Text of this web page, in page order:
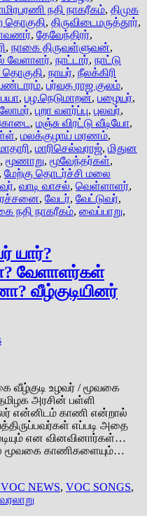
நதி நாகரீகம், திமுக
தொகுதி, திருவிடைமருத்தூர்,
, தேவேந்திரர்,
, நாகை திருவள்ளுவன்,
வேளாளர், நாட்டார், நாட்டு
தொகுதி, நாயர், நீலக்கிரி
, பர்வத ராஜ குலம்,
, பழ.நெடுமாறன், பழையர்,
, புறா வளர்ப்பு, புலவர்,
, மஞ்சு விரட்டு வீடியோ,
, மலக்குழாய் மரணம்,
, மாரிசெல்வராஜ், மிதுன
, மூணாறு, மூவேந்தர்கள்,
, மேற்கு தொடர்ச்சி மலை
, வாடி வாசல், வெள்ளாளர்,
, வேடர், வேட்டுவர்,
நதி நாகரீகம், வைப்பாறு,
யார்?
வேளாளர்கள்
வீழ்குடியினர்
வீழ்குடி உழவர் / மூவகை
அரசின் பள்ளி
என்னிடம் காணி என்றால்
எப்படி அதை
என வினவினார்கள்…
மூவகை காணிகளையும்…
NEWS, VOC SONGS,